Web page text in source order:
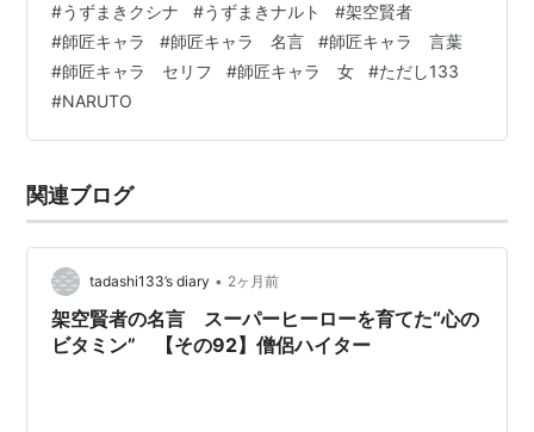
で、謎の美女と出会います。 それが、１５年前に亡くな
ったはずの、ナルトの実母・うずまきクシナでした。 渦
の国出身で木の葉の里に連れてこられていた彼女は特異
体質であり、自身の体に九尾の狐を封印されていまし
た。 しかし、「子を出産するときに封印が弱まる」とい
#うずまきクシナ #うずまきナルト #架空賢者
#師匠キャラ #師匠キャラ 名言 #師匠キャラ 言葉
#師匠キャラ セリフ #師匠キャラ 女 #ただし133
#NARUTO
関連ブログ
tadashi133’s diary • 2ヶ月前
架空賢者の名言 スーパーヒーローを育てた“心の
ビタミン” 【その92】僧侶ハイター